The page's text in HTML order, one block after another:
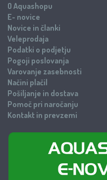
O Aquashopu
E- novice
Novice in članki
Veleprodaja
Podatki o podjetju
Pogoji poslovanja
Varovanje zasebnosti
Načini plačil
Pošiljanje in dostava
Pomoč pri naročanju
Kontakt in prevzemi